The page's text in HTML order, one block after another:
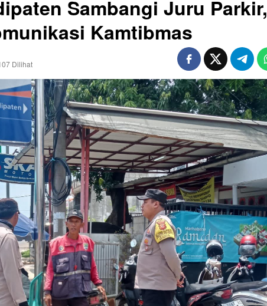
Sambangi Juru Parkir,
Kamtibmas
Dilihat